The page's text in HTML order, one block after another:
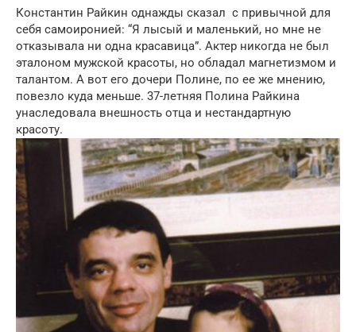
Константин Райкин однажды сказал с привычной для
себя самоиронией: “Я лысый и маленький, но мне не
отказывала ни одна красавица”. Актер никогда не был
эталоном мужской красоты, но обладал магнетизмом и
талантом. А вот его дочери Полине, по ее же мнению,
повезло куда меньше. 37-летняя Полина Райкина
унаследовала внешность отца и нестандартную
красоту.